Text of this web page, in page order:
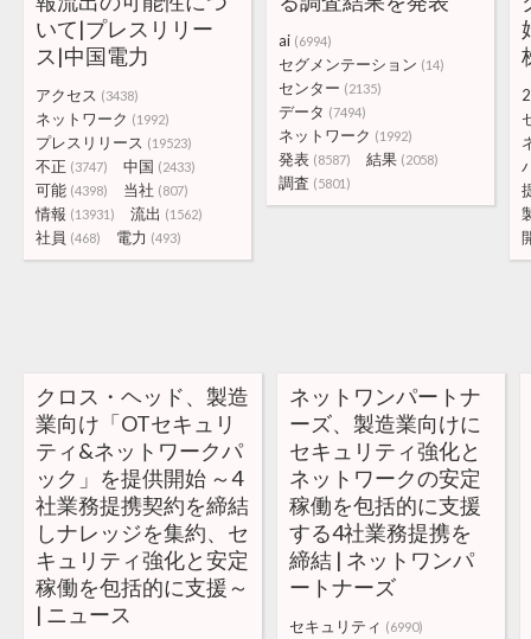
いて|プレスリリー
ス|中国電力
アクセス (3438)
ネットワーク (1992)
プレスリリース (19523)
不正 (3747) 中国 (2433)
可能 (4398) 当社 (807)
情報 (13931) 流出 (1562)
社員 (468) 電力 (493)
ai (6994)
セグメンテーション (14)
センター (2135)
データ (7494)
ネットワーク (1992)
発表 (8587) 結果 (2058)
調査 (5801)
クロス・ヘッド、製造
業向け「OTセキュリ
ティ&ネットワークパ
ック」を提供開始 ～4
社業務提携契約を締結
しナレッジを集約、セ
キュリティ強化と安定
稼働を包括的に支援～
| ニュース
ネットワンパートナ
ーズ、製造業向けに
セキュリティ強化と
ネットワークの安定
稼働を包括的に支援
する4社業務提携を
締結 | ネットワンパ
ートナーズ
セキュリティ (6990)